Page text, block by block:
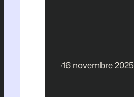
·16 novembre 2025